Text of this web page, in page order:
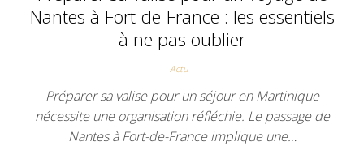
Nantes à Fort-de-France : les essentiels
à ne pas oublier
Actu
Préparer sa valise pour un séjour en Martinique
nécessite une organisation réfléchie. Le passage de
Nantes à Fort-de-France implique une…